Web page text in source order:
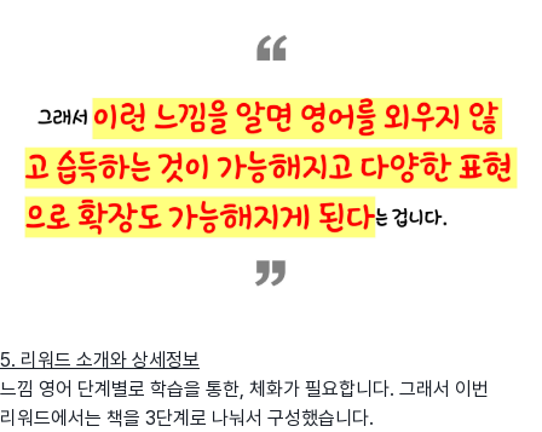
5. 리워드 소개와 상세정보
느낌 영어 단계별로 학습을 통한, 체화가 필요합니다. 그래서 이번
리워드에서는 책을 3단계로 나눠서 구성했습니다.